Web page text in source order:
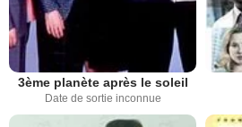
3ème planète après le soleil
Date de sortie inconnue